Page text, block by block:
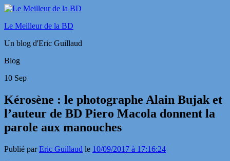
Le Meilleur de la BD
Un blog d'Eric Guillaud
Blog
10 Sep
Kérosène : le photographe Alain Bujak et
l’auteur de BD Piero Macola donnent la
parole aux manouches
Publié parEric Guillaud le 10/09/2017 à 17:16:24